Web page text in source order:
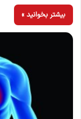
بیشتر بخوانید »